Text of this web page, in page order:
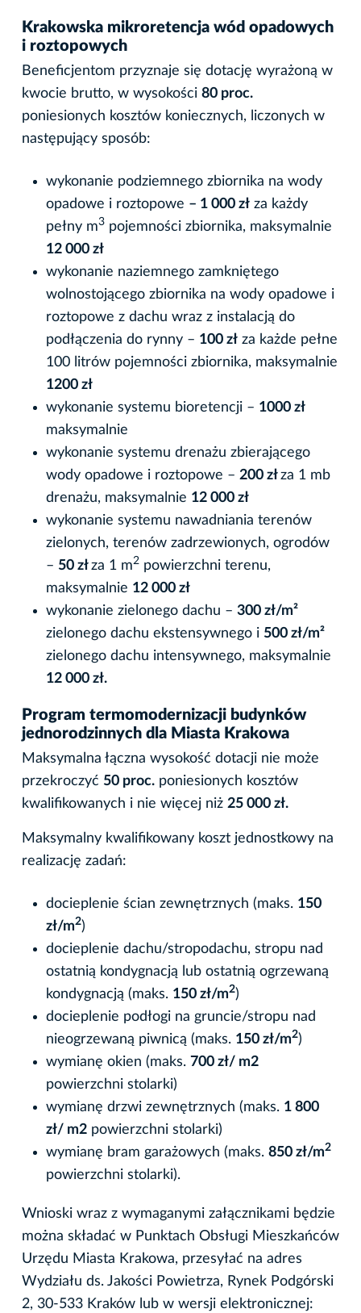
Krakowska mikroretencja wód opadowych
i roztopowych
Beneficjentom przyznaje się dotację wyrażoną w
kwocie brutto, w wysokości 80 proc.
poniesionych kosztów koniecznych, liczonych w
następujący sposób:
wykonanie podziemnego zbiornika na wody
opadowe i roztopowe – 1 000 zł za każdy
pełny m3 pojemności zbiornika, maksymalnie
12 000 zł
wykonanie naziemnego zamkniętego
wolnostojącego zbiornika na wody opadowe i
roztopowe z dachu wraz z instalacją do
podłączenia do rynny – 100 zł za każde pełne
100 litrów pojemności zbiornika, maksymalnie
1200 zł
wykonanie systemu bioretencji – 1000 zł
maksymalnie
wykonanie systemu drenażu zbierającego
wody opadowe i roztopowe – 200 złza 1 mb
drenażu, maksymalnie 12 000 zł
wykonanie systemu nawadniania terenów
zielonych, terenów zadrzewionych, ogrodów
– 50 złza 1 m2 powierzchni terenu,
maksymalnie 12 000 zł
wykonanie zielonego dachu – 300 zł/m²
zielonego dachu ekstensywnego i 500 zł/m²
zielonego dachu intensywnego, maksymalnie
12 000 zł.
Program termomodernizacji budynków
jednorodzinnych dla Miasta Krakowa
Maksymalna łączna wysokość dotacji nie może
przekroczyć 50 proc. poniesionych kosztów
kwalifikowanych i nie więcej niż 25 000 zł.
Maksymalny kwalifikowany koszt jednostkowy na
realizację zadań:
docieplenie ścian zewnętrznych (maks. 150
zł/m2)
docieplenie dachu/stropodachu, stropu nad
ostatnią kondygnacją lub ostatnią ogrzewaną
kondygnacją (maks. 150 zł/m2)
docieplenie podłogi na gruncie/stropu nad
nieogrzewaną piwnicą (maks. 150 zł/m2)
wymianę okien (maks. 700 zł/ m2
powierzchni stolarki)
wymianę drzwi zewnętrznych (maks. 1 800
zł/ m2 powierzchni stolarki)
wymianę bram garażowych (maks. 850 zł/m2
powierzchni stolarki).
Wnioski wraz z wymaganymi załącznikami będzie
można składać w Punktach Obsługi Mieszkańców
Urzędu Miasta Krakowa, przesyłać na adres
Wydziału ds. Jakości Powietrza, Rynek Podgórski
2, 30-533 Kraków lub w wersji elektronicznej: